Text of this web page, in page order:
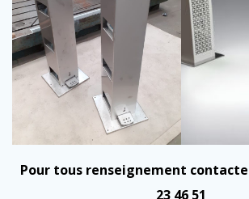
Pour tous renseignement
23 46 51